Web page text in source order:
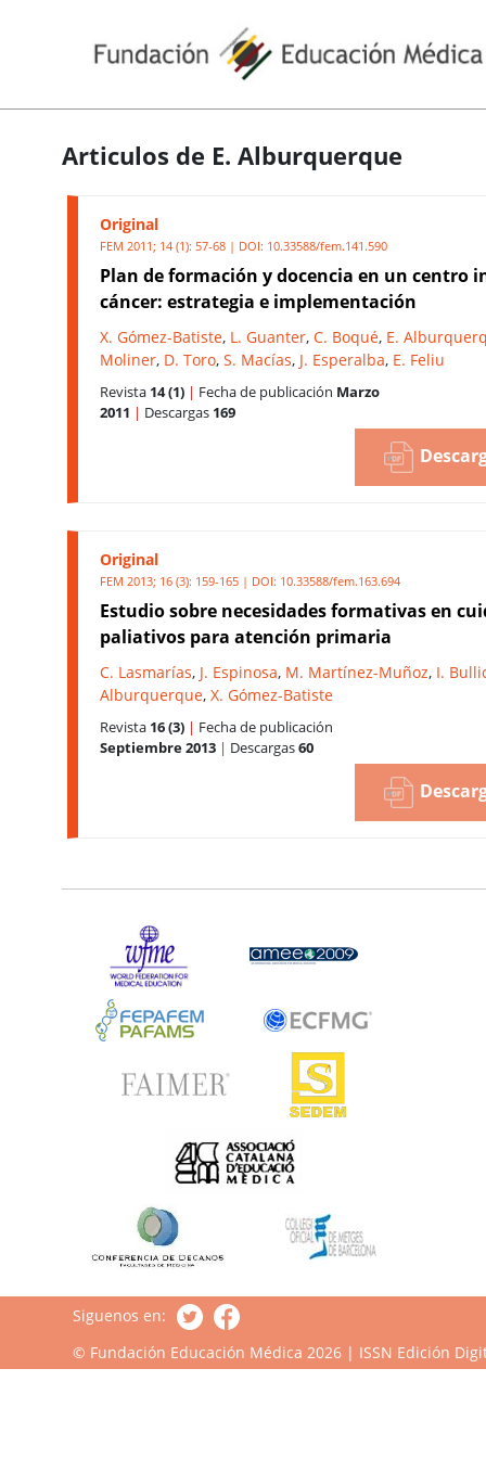
Articulos de E. Alburquerque
Original
FEM 2011; 14 (1): 57-68 | DOI: 10.33588/fem.141.590
Plan de formación y docencia en un centro
cáncer: estrategia e implementación
X. Gómez-Batiste, L. Guanter, C. Boqué, E.
Moliner, D. Toro, S. Macías, J. Esperalba, E. Feliu
Revista 14 (1) | Fecha de publicación Marzo
2011 | Descargas 169
Original
FEM 2013; 16 (3): 159-165 | DOI: 10.33588/fem.163.694
Estudio sobre necesidades formativas en
paliativos para atención primaria
C. Lasmarías, J. Espinosa, M. Martínez-Muñoz, I.
Alburquerque, X. Gómez-Batiste
Revista 16 (3) | Fecha de publicación
Septiembre 2013 | Descargas60
Siguenos en:
© Fundación Educación Médica 2026 | ISSN Edición